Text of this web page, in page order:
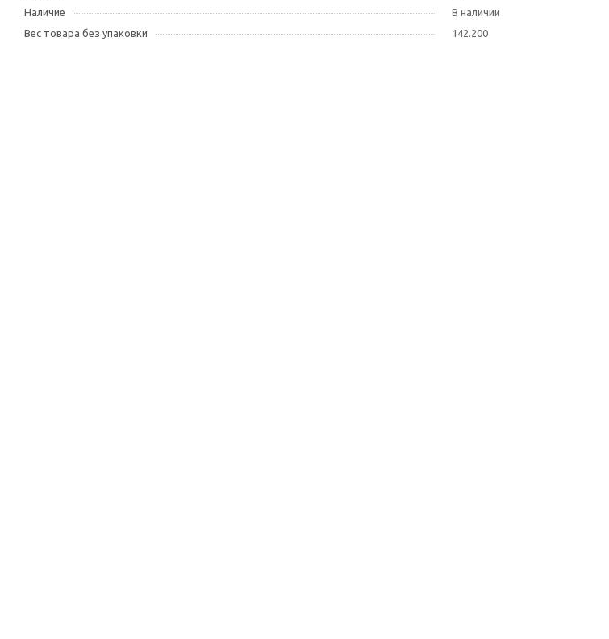
Наличие
В наличии
Вес товара без упаковки
142.200